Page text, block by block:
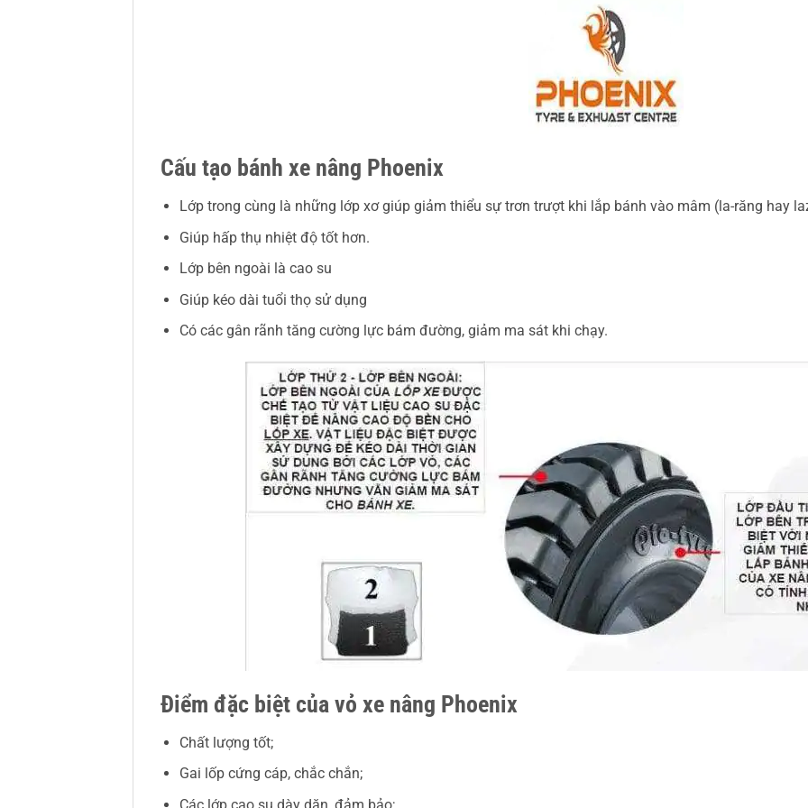
Cấu tạo bánh xe nâng Phoenix
Lớp trong cùng là những lớp xơ giúp giảm thiểu sự trơn trượt khi lắp bánh vào mâm (la-răng hay
Giúp hấp thụ nhiệt độ tốt hơn.
Lớp bên ngoài là cao su
Giúp kéo dài tuổi thọ sử dụng
Có các gân rãnh tăng cường lực bám đường, giảm ma sát khi chạy.
Điểm đặc biệt của vỏ xe nâng Phoenix
Chất lượng tốt;
Gai lốp cứng cáp, chắc chắn;